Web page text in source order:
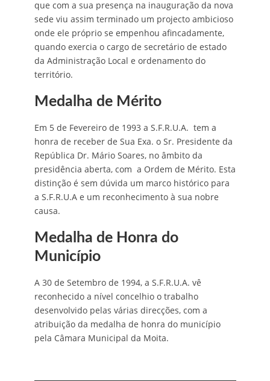
que com a sua presença na inauguração da nova
sede viu assim terminado um projecto ambicioso
onde ele próprio se empenhou afincadamente,
quando exercia o cargo de secretário de estado
da Administração Local e ordenamento do
território.
Medalha de Mérito
Em 5 de Fevereiro de 1993 a S.F.R.U.A. tem a
honra de receber de Sua Exa. o Sr. Presidente da
República Dr. Mário Soares, no âmbito da
presidência aberta, com a Ordem de Mérito. Esta
distinção é sem dúvida um marco histórico para
a S.F.R.U.A e um reconhecimento à sua nobre
causa.
Medalha de Honra do
Município
A 30 de Setembro de 1994, a S.F.R.U.A. vê
reconhecido a nível concelhio o trabalho
desenvolvido pelas várias direcções, com a
atribuição da medalha de honra do município
pela Câmara Municipal da Moita.